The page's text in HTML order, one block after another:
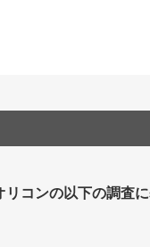
リコンの以下の調査